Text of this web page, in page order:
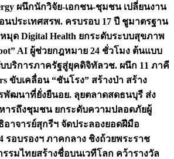
ผนึกนักวิจัย-เอกชน-ชุมชน เปลี่ยนงาน
นประเทศสรพ. ครบรอบ 17 ปี ชูมาตรฐาน
มุด Digital Health ยกระดับระบบสุขภาพ
AI ผู้ช่วยกฎหมาย 24 ชั่วโมง ต้นแบบ
บริการภาครัฐสู่ยุคดิจิทัลวช. ผนึก 11 ภาคี
ขับเคลื่อน “ชันโรง” สร้างป่า สร้าง
พัฒนาที่ยั่งยืนอย. ลุยตลาดสดธนบุรี ส่ง
ารถึงชุมชน ยกระดับความปลอดภัยผู้
าจารย์สุกรีฯ จัดประลองยอดฝีมือ
รอบรองฯ ภาคกลาง ชิงถ้วยพระราช
รมไทยสร้างชื่อบนเวทีโลก คว้ารางวัล